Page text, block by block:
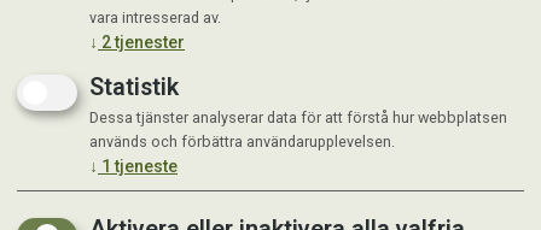
vara intresserad av.
↓ 2tjenester
Statistik
Dessa tjänster analyserar data för att förstå hur webbplatsen
används och förbättra användarupplevelsen.
↓ 1 tjeneste